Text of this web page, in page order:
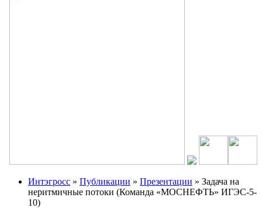
Интэгросс » Публикации » Презентации » Задача на
неритмичные потоки (Команда «МОСНЕФТЬ» ИГЭС-5-
10)